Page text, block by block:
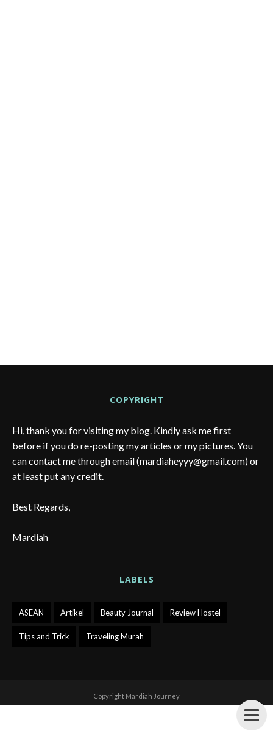
COPYRIGHT
Hi, thank you for visiting my blog. Kindly ask me first
before if you do re-posting my articles or my pictures. You
can contact me through email (mardiaheyyy@gmail.com) or
at least put any credit.
Best Regards,
Mardiah
LABELS
ASEAN Artikel Beauty Journal Review Hostel
Tips and Trick Traveling Murah
Copyright Mardiah Journey